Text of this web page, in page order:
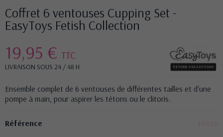
Coffret 6 ventouses Cupping Set -
EasyToys Fetish Collection
19,95 € TTC
LIVRAISON SOUS 24 / 48 H
Ensemble complet de 6 ventouses de différentes tailles et d'une
pompe à main, pour aspirer les tétons ou le clitoris.
Référence